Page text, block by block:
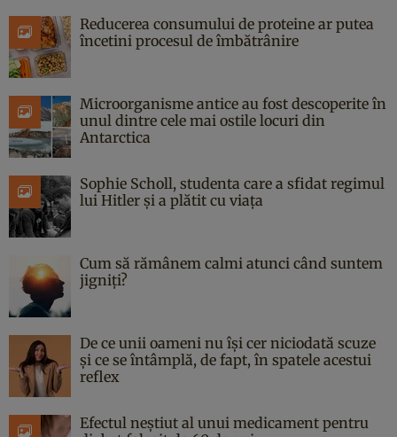
Reducerea consumului de proteine ar putea
încetini procesul de îmbătrânire
Microorganisme antice au fost descoperite în
unul dintre cele mai ostile locuri din
Antarctica
Sophie Scholl, studenta care a sfidat regimul
lui Hitler și a plătit cu viața
Cum să rămânem calmi atunci când suntem
jigniți?
De ce unii oameni nu își cer niciodată scuze
și ce se întâmplă, de fapt, în spatele acestui
reflex
Efectul neștiut al unui medicament pentru